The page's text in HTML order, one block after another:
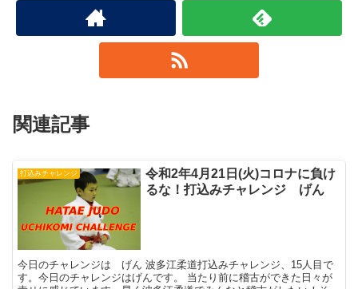
関連記事
打込みチャレンジ
令和2年4月21日(火)コロナに負け
るな！打込みチャレンジ げん
今日のチャレンジは げん 波多江柔道打込みチャレンジ、15人目で
す。今日のチャレンジはげんです。 当たり前に稽古ができた日々が